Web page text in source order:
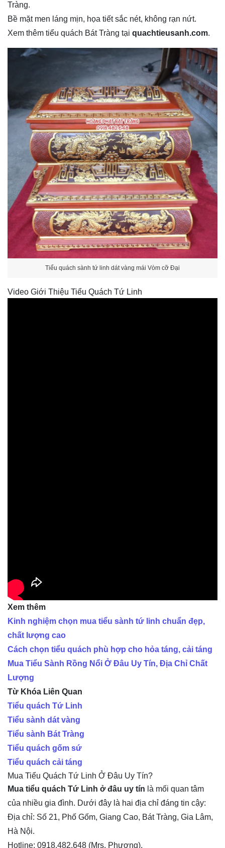
Tràng.
Bề mặt men láng mịn, họa tiết sắc nét, không rạn nứt.
Xem thêm tiểu quách Bát Tràng tại quachtieusanh.com.
Tiểu quách sành tứ linh dát vàng mái Vòm cỡ Đại
Video Giới Thiệu Tiểu Quách Tứ Linh
Xem thêm
Kinh nghiệm chọn mua tiểu sành tứ linh chuẩn đẹp,
chất lượng cao
Cách chọn tiểu quách phù hợp cho hỏa táng, cải táng
Mua Tiểu Sành Rồng Nổi Ở Đâu Uy Tín, Địa Chỉ Chất
Lượng
Từ Khóa Liên Quan
Tiểu quách Tứ Linh
Tiểu sành dát vàng
Tiểu sành Bát Tràng
Tiểu quách gốm sứ
Tiểu quách cải táng
Mua Tiểu Quách Tứ Linh Ở Đâu Uy Tín?
Mua tiểu quách Tứ Linh ở đâu uy tín là mối quan tâm
của nhiều gia đình. Dưới đây là hai địa chỉ đáng tin cậy:
Địa chỉ: Số 21, Phố Gốm, Giang Cao, Bát Tràng, Gia Lâm,
Hà Nội.
Hotline: 0918.482.648 (Mrs. Phương).